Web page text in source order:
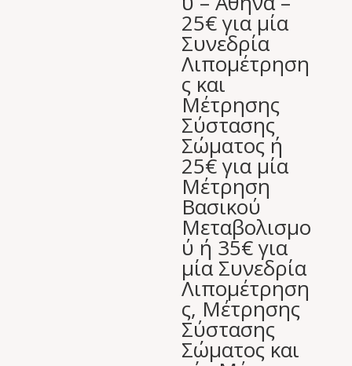
25€ για μία
Συνεδρία
Λιπομέτρηση
ς και
Μέτρησης
Σύστασης
Σώματος ή
25€ για μία
Μέτρηση
Βασικού
Μεταβολισμο
ύ ή 35€ για
μία Συνεδρία
Λιπομέτρηση
ς, Μέτρησης
Σύστασης
Σώματος και